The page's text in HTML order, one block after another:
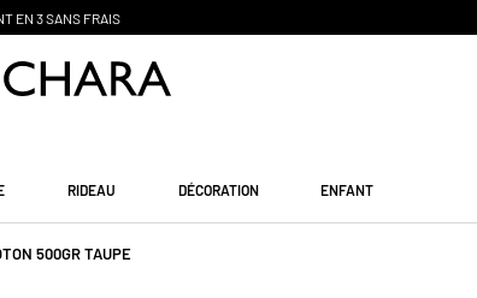
FRAIS
RIDEAU DÉCORATION ENFANT
500GR TAUPE